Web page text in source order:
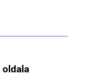
oldala